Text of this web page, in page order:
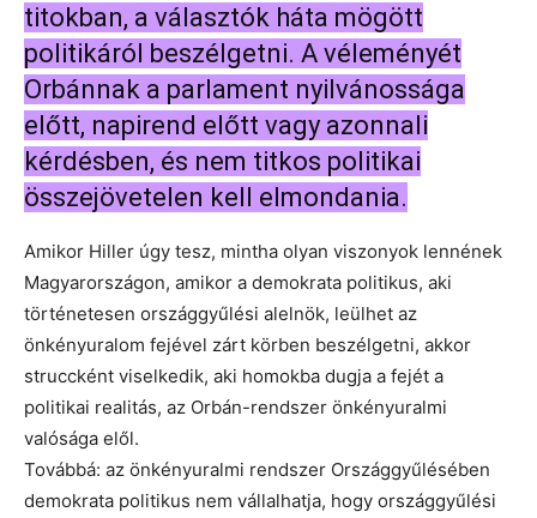
titokban, a választók háta mögött
politikáról beszélgetni. A véleményét
Orbánnak a parlament nyilvánossága
előtt, napirend előtt vagy azonnali
kérdésben, és nem titkos politikai
összejövetelen kell elmondania.
Amikor Hiller úgy tesz, mintha olyan viszonyok lennének
Magyarországon, amikor a demokrata politikus, aki
történetesen országgyűlési alelnök, leülhet az
önkényuralom fejével zárt körben beszélgetni, akkor
struccként viselkedik, aki homokba dugja a fejét a
politikai realitás, az Orbán-rendszer önkényuralmi
valósága elől.
Továbbá: az önkényuralmi rendszer Országgyűlésében
demokrata politikus nem vállalhatja, hogy országgyűlési